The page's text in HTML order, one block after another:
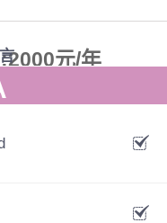
元/年